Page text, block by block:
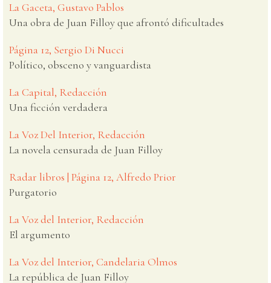
La Gaceta, Gustavo Pablos
Una obra de Juan Filloy que afrontó dificultades
Página 12, Sergio Di Nucci
Político, obsceno y vanguardista
La Capital, Redacción
Una ficción verdadera
La Voz Del Interior, Redacción
La novela censurada de Juan Filloy
Radar libros | Página 12, Alfredo Prior
Purgatorio
La Voz del Interior, Redacción
El argumento
La Voz del Interior, Candelaria Olmos
La república de Juan Filloy